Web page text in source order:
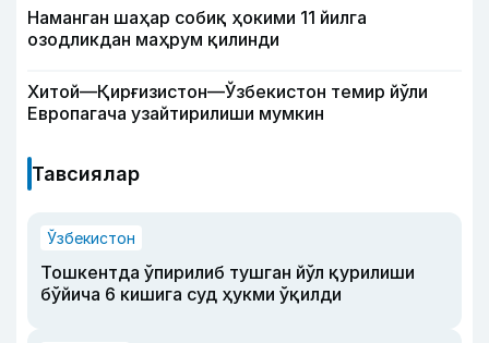
Наманган шаҳар собиқ ҳокими 11 йилга
озодликдан маҳрум қилинди
Хитой—Қирғизистон—Ўзбекистон темир йўли
Европагача узайтирилиши мумкин
Тавсиялар
Ўзбекистон
Тошкентда ўпирилиб тушган йўл қурилиши
бўйича 6 кишига суд ҳукми ўқилди